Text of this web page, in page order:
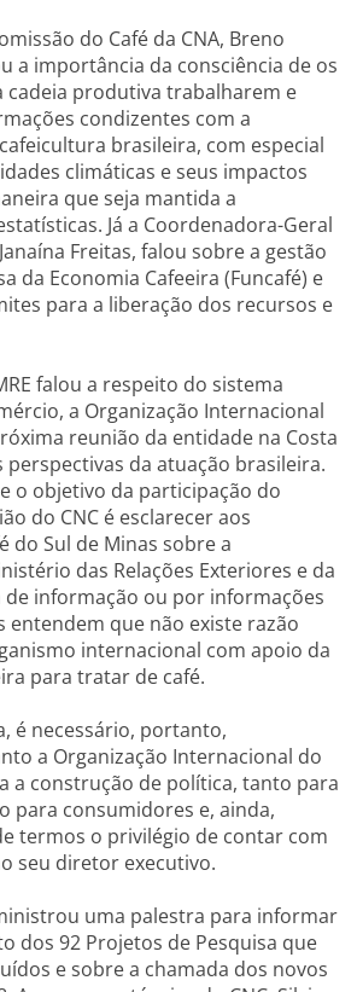
do Café da CNA, Breno
a importância da consciência de os
cadeia produtiva trabalharem e
condizentes com a
brasileira, com especial
climáticas e seus impactos
que seja mantida a
Já a Coordenadora-Geral
Freitas, falou sobre a gestão
da Economia Cafeeira (Funcafé) e
para a liberação dos recursos e
falou a respeito do sistema
a Organização Internacional
reunião da entidade na Costa
perspectivas da atuação brasileira.
o objetivo da participação do
do CNC é esclarecer aos
do Sul de Minas sobre a
das Relações Exteriores e da
de informação ou por informações
entendem que não existe razão
internacional com apoio da
para tratar de café.
é necessário, portanto,
a Organização Internacional do
a construção de política, tanto para
para consumidores e, ainda,
termos o privilégio de contar com
seu diretor executivo.
uma palestra para informar
dos 92 Projetos de Pesquisa que
e sobre a chamada dos novos